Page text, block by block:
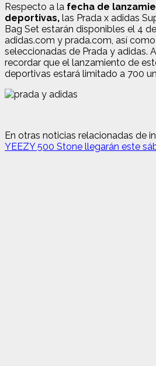
Respecto a la fecha de
deportivas, las Prada x adidas
Bag Set estarán disponibles el 4
adidas.com y prada.com, así
seleccionadas de Prada y adidas.
recordar que el lanzamiento de
deportivas estará limitado a 700
En otras noticias relacionadas de
YEEZY 500 Stone llegarán este